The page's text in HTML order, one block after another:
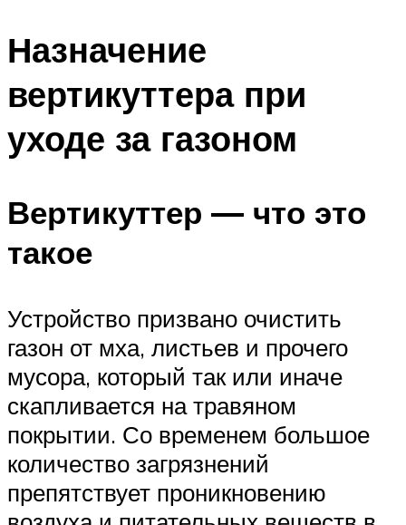
Назначение
вертикуттера при
уходе за газоном
Вертикуттер — что это
такое
Устройство призвано очистить
газон от мха, листьев и прочего
мусора, который так или иначе
скапливается на травяном
покрытии. Со временем большое
количество загрязнений
препятствует проникновению